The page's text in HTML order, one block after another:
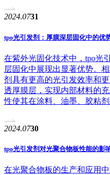
2024.0731
tpo光引发剂：厚膜深层固化中的优
在紫外光固化技术中，tpo光
层固化中展现出显著优势。
剂具有更高的光引发效率和
透厚膜层，实现内部材料的
性使其在涂料、油墨、胶粘
2024.0730
tpo光引发剂对光聚合物板性能的影
在光聚合物板的生产和应用